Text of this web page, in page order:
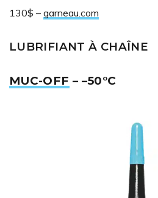
130$ – garneau.com
LUBRIFIANT À CHAÎNE
MUC-OFF – –50°C